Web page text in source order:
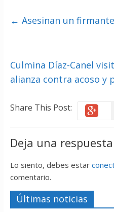
← Asesinan un
Culmina Díaz-Canel
alianza contra acoso y
Share This Post:
Deja una respuesta
Lo siento, debes estar
comentario.
Últimas noticias